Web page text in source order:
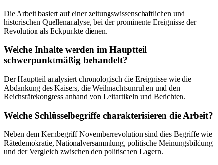
Die Arbeit basiert auf einer zeitungswissenschaftlichen und
historischen Quellenanalyse, bei der prominente Ereignisse der
Revolution als Eckpunkte dienen.
Welche Inhalte werden im Hauptteil
schwerpunktmäßig behandelt?
Der Hauptteil analysiert chronologisch die Ereignisse wie die
Abdankung des Kaisers, die Weihnachtsunruhen und den
Reichsrätekongress anhand von Leitartikeln und Berichten.
Welche Schlüsselbegriffe charakterisieren die Arbeit?
Neben dem Kernbegriff Novemberrevolution sind dies Begriffe wie
Rätedemokratie, Nationalversammlung, politische Meinungsbildung
und der Vergleich zwischen den politischen Lagern.